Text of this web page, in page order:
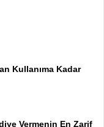
Kullanıma Kadar
Vermenin En Zarif